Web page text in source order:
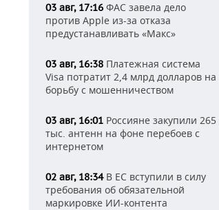
03 авг, 17:16 ФАС завела дело
против Apple из-за отказа
предустанавливать «Макс»
03 авг, 16:38 Платежная система
Visa потратит 2,4 млрд долларов на
борьбу с мошенничеством
03 авг, 16:01 Россияне закупили 265
тыс. антенн на фоне перебоев с
интернетом
02 авг, 18:34В ЕС вступили в силу
требования об обязательной
маркировке ИИ-контента